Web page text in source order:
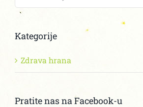
Kategorije
Zdrava hrana
Pratite nas na Facebook-u